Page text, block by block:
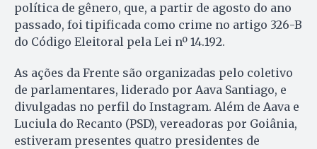
política de gênero, que, a partir de agosto do ano
passado, foi tipificada como crime no artigo 326-B
do Código Eleitoral pela Lei nº 14.192.
As ações da Frente são organizadas pelo coletivo
de parlamentares, liderado por Aava Santiago, e
divulgadas no perfil do Instagram. Além de Aava e
Luciula do Recanto (PSD), vereadoras por Goiânia,
estiveram presentes quatro presidentes de